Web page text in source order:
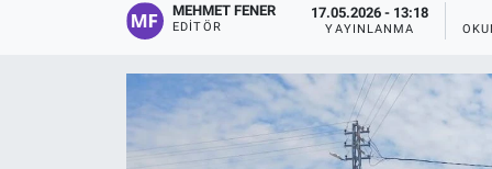
MEHMET FENER
EDITÖR
17.05.2026 - 13:18
YAYINLANMA